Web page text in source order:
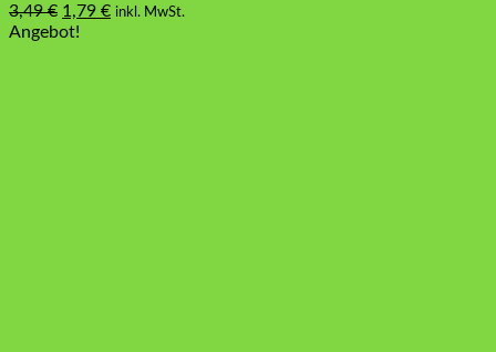
3,49€ Ursprünglicher
Preis
1,79 €Aktueller
inkl. MwSt.
Angebot!